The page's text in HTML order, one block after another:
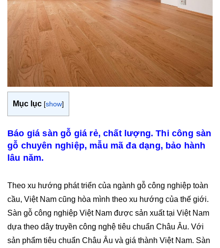
Mục lục [show]
Báo giá sàn gỗ giá rẻ, chất lượng. Thi công sàn
gỗ chuyên nghiệp, mẫu mã đa dạng, bảo hành
lâu năm.
Theo xu hướng phát triển của ngành gỗ công nghiệp toàn
cầu, Việt Nam cũng hòa mình theo xu hướng của thế giới.
Sàn gỗ công nghiệp Việt Nam được sản xuất tại Việt Nam
dựa theo dây truyền công nghệ tiêu chuẩn Châu Âu. Với
sản phẩm tiêu chuẩn Châu Âu và giá thành Việt Nam. Sàn